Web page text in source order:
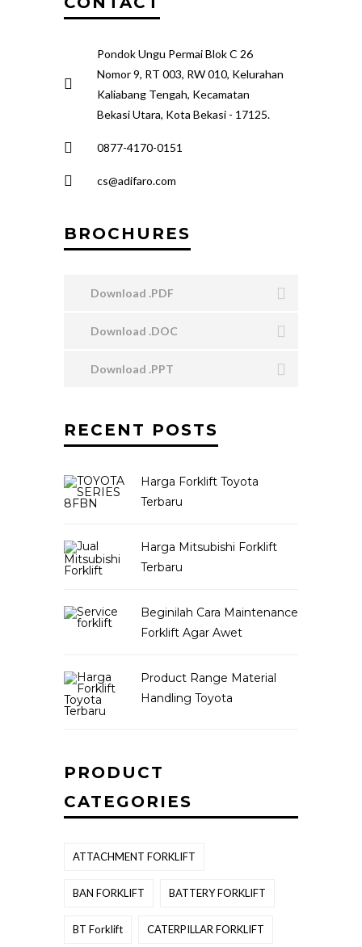
Pondok Ungu Permai Blok C 26
Nomor 9, RT 003, RW 010, Kelurahan
Kaliabang Tengah, Kecamatan
Bekasi Utara, Kota Bekasi - 17125.
0877-4170-0151
cs@adifaro.com
BROCHURES
Download .PDF
Download .DOC
Download .PPT
RECENT POSTS
Harga Forklift Toyota
Terbaru
Harga Mitsubishi Forklift
Terbaru
Beginilah Cara Maintenance
Forklift Agar Awet
Product Range Material
Handling Toyota
PRODUCT
CATEGORIES
ATTACHMENT FORKLIFT
BAN FORKLIFT BATTERY FORKLIFT
BT Forklift CATERPILLAR FORKLIFT